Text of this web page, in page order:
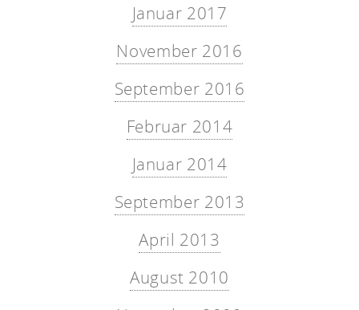
Januar 2017
November 2016
September 2016
Februar 2014
Januar 2014
September 2013
April 2013
August 2010